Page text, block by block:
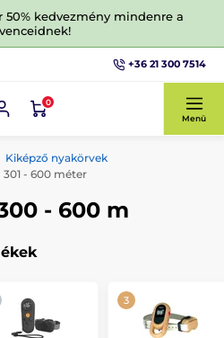
kedvezmény mindenre a
+36 21 300 7514
0
Menü
Kiképző nyakörvek
301 - 600 méter
- 600 m